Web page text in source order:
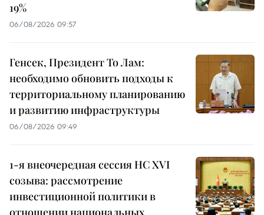
19%
06/08/2026 09:57
Генсек, Президент То Лам:
необходимо обновить подходы к
территориальному планированию
и развитию инфраструктуры
06/08/2026 09:49
1-я внеочередная сессия НС XVI
созыва: рассмотрение
инвестиционной политики в